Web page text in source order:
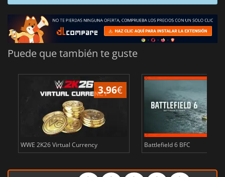
Puede que también te guste
3.96€
WWE 2K26 Virtual Currency Battlefield 6 BFC